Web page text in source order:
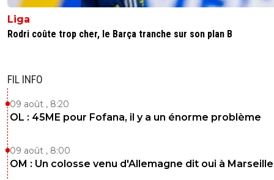
Liga
Rodri coûte trop cher, le Barça tranche sur son plan B
FIL INFO
09 août , 8:20
OL : 45ME pour Fofana, il y a un énorme problème
09 août , 8:00
OM : Un colosse venu d'Allemagne dit oui à Marseille